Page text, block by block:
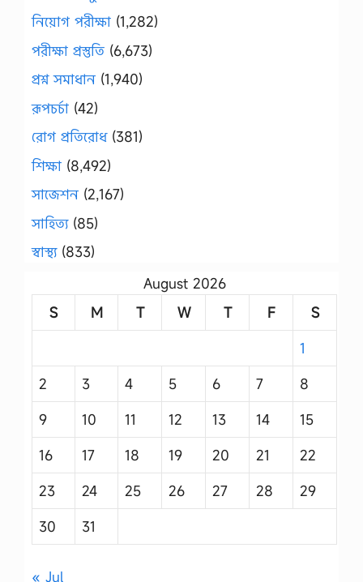
নিয়োগ পরীক্ষা (1,282)
পরীক্ষা প্রস্তুতি (6,673)
প্রশ্ন সমাধান (1,940)
রূপচর্চা (42)
রোগ প্রতিরোধ(381)
শিক্ষা (8,492)
সাজেশন (2,167)
সাহিত্য(85)
স্বাস্থ্য(833)
August 2026
S
M T W T F
S
1
2
3 4 5 6 7
8
9
10 11 12 13 14
15
16
17 18 19 20 21
22
23
24 25 26 27 28
29
30
31
« Jul